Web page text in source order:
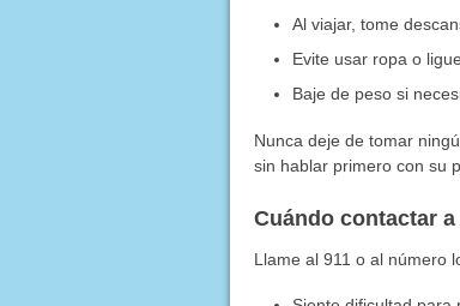
Al viajar, tome
Evite usar ropa o
Baje de peso si
Nunca deje de tomar
sin hablar primero con su
Cuándo contactar
Llame al 911 o al número